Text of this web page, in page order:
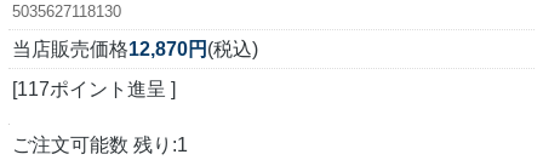
5035627118130
当店販売価格12,870円 (税込)
[117ポイント進呈 ]
ご注文可能数 残り:1